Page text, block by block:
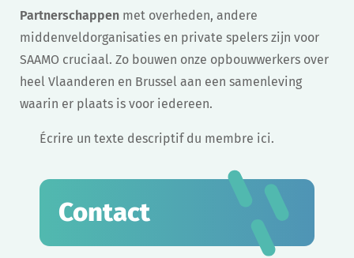
Partnerschappen met overheden, andere
middenveldorganisaties en private spelers zijn voor
SAAMO cruciaal. Zo bouwen onze opbouwwerkers over
heel Vlaanderen en Brussel aan een samenleving
waarin er plaats is voor iedereen.
Écrire un texte descriptif du membre ici.
Contact